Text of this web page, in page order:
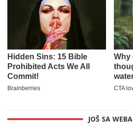
JOŠ SA WEBA